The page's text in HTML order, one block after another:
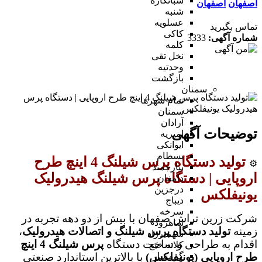
شنبه
عسلویه
کاکی
کلمه
نخل تقی
وحدتیه
بازگشت
سمنان
تمام شهر‌ها
سمنان
آرادان
امیریه
ایوانکی
بسطام
بیارجمند
دامغان
درجزین
دیباج
سرخه
شاهرود
شهمیرزاد
کلاته خیج
گرمسار
اصفهان اصفهان
تماس بگیرید
شماره آگهی: 3333
توضیحات آگهی
⚙️
تولید دستگاه پرس شیلنگ 4 اینچ طرح
اروپایی | دستگاه پرس شیلنگ هیدرولیک
یونیفلکس
شرکت زرین تراش صفهان با بیش از دو دهه تجربه در
زمینه تولید دستگاه پرس شیلنگ و اتصالات هیدرولیک،
اقدام به طراحی و ساخت دستگاه
پرس شیلنگ 4 اینچ
طرح اروپایی (یونیفلکس)با بالاترین استاندارد صنعتی